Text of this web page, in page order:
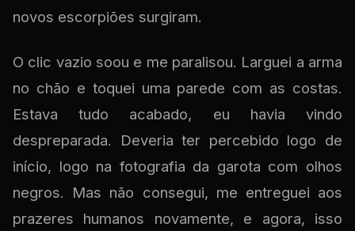
novos escorpiões surgiram.
O clic vazio soou e me paralisou. Larguei a arma
no chão e toquei uma parede com as costas.
Estava tudo acabado, eu havia vindo
despreparada. Deveria ter percebido logo de
início, logo na fotografia da garota com olhos
negros. Mas não consegui, me entreguei aos
prazeres humanos novamente, e agora, isso